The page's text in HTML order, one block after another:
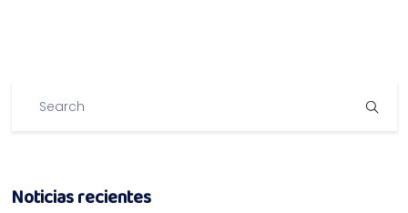
Noticias recientes